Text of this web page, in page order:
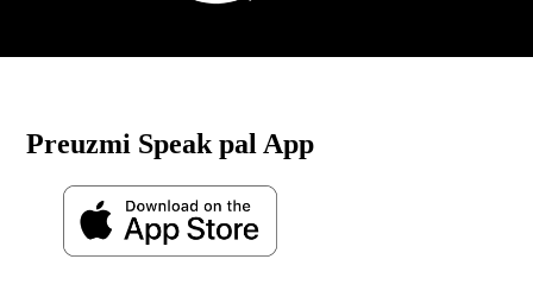
Preuzmi Speak pal App